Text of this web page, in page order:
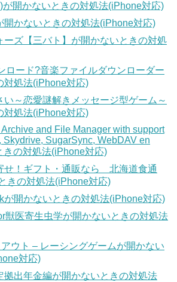
が開かないときの対処法(iPhone対応)
開かないときの対処法(iPhone対応)
ーズ【三バト】が開かないときの対処
ロード?音楽ファイルダウンローダー
対処法(iPhone対応)
い～恋愛謎解きメッセージ型ゲーム～
対処法(iPhone対応)
and File Manager with support
Skydrive, SugarSync, WebDAV en
きの対処法(iPhone対応)
せ！ギフト・通販なら 北海道食通
きの対処法(iPhone対応)
が開かないときの対処法(iPhone対応)
獣医寄生虫学が開かないときの対処法
ウト – レーシングゲームが開かない
対応)
出年金編が開かないときの対処法